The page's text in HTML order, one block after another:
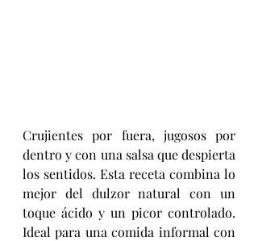
Crujientes por fuera, jugosos por
dentro y con una salsa que despierta
los sentidos. Esta receta combina lo
mejor del dulzor natural con un
toque ácido y un picor controlado.
Ideal para una comida informal con